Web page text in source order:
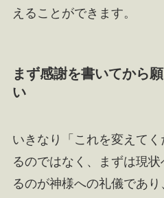
えることができます。
まず感謝を書いてから
い
いきなり「これを変えて
るのではなく、まずは現
るのが神様への礼儀であ